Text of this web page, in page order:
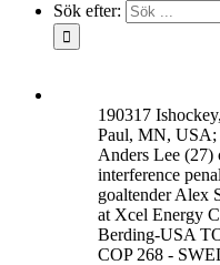
Sök efter:
190317
Paul, MN, USA;
Anders Lee (27)
interference
goaltender Alex
at Xcel Energy
Berding-USA
COP 268 -